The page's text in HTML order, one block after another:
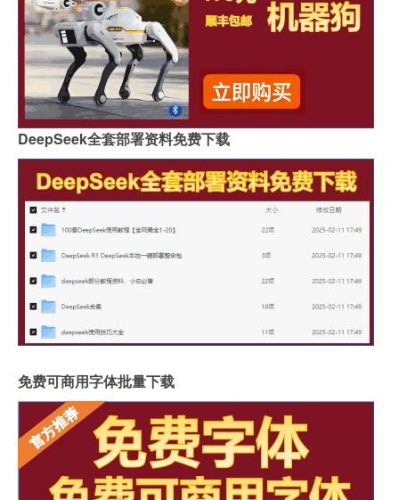
DeepSeek全套部署资料免费下载
免费可商用字体批量下载